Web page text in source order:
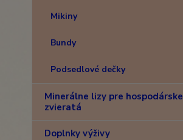
Mikiny
Bundy
Podsedlové dečky
Minerálne lizy pre hospodárske
zvieratá
Doplnky výživy